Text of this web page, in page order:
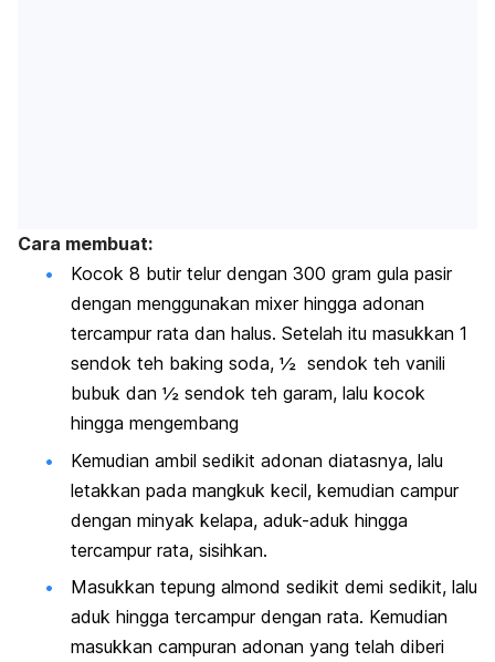
Cara membuat:
Kocok 8 butir telur dengan 300 gram gula pasir
dengan menggunakan mixer hingga adonan
tercampur rata dan halus. Setelah itu masukkan 1
sendok teh baking soda, ½ sendok teh vanili
bubuk dan ½ sendok teh garam, lalu kocok
hingga mengembang
Kemudian ambil sedikit adonan diatasnya, lalu
letakkan pada mangkuk kecil, kemudian campur
dengan minyak kelapa, aduk-aduk hingga
tercampur rata, sisihkan.
Masukkan tepung almond sedikit demi sedikit, lalu
aduk hingga tercampur dengan rata. Kemudian
masukkan campuran adonan yang telah diberi